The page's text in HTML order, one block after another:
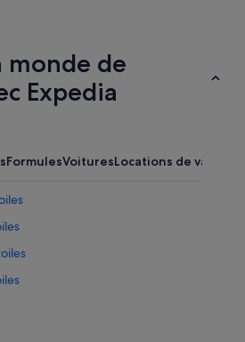
monde de
Expedia
FormulesVoituresLocations de